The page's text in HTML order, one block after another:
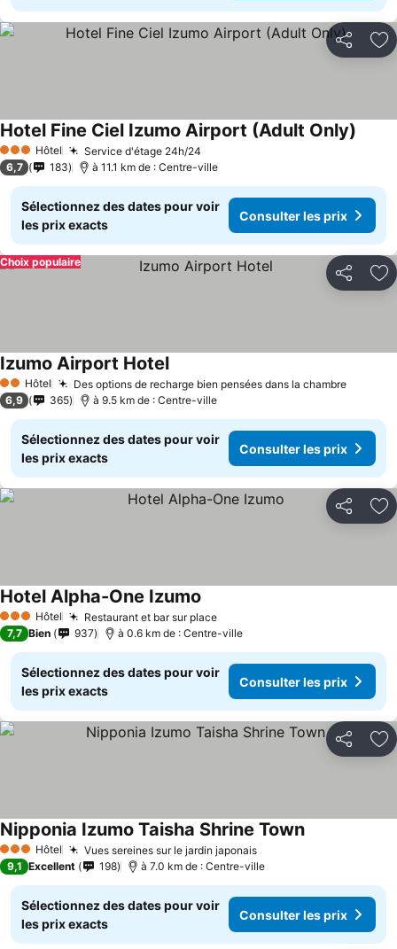
Partager
3 ÉtoilesHôtel Service d'étage 24h/24
Hotel Fine Ciel Izumo Airport (Adult Only)
6,7 183 à 11.1 km de : Centre-ville
Sélectionnez des dates pour voir
les prix exacts
Consulter les prix
Partager
Choix populaire
2 Étoiles
Hôtel Des options de recharge bien pensées dans la chambre
Izumo Airport Hotel
6,9 365 à 9.5 km de : Centre-ville
Sélectionnez des dates pour voir
les prix exacts
Consulter les prix
Partager
3 ÉtoilesHôtel Restaurant et bar sur place
Hotel Alpha-One Izumo
7,7 Bien 937 à 0.6 km de : Centre-ville
Sélectionnez des dates pour voir
les prix exacts
Consulter les prix
Partager
3 ÉtoilesHôtel Vues sereines sur le jardin japonais
Nipponia Izumo Taisha Shrine Town
9,1 Excellent 198 à 7.0 km de : Centre-ville
Sélectionnez des dates pour voir
les prix exacts
Consulter les prix